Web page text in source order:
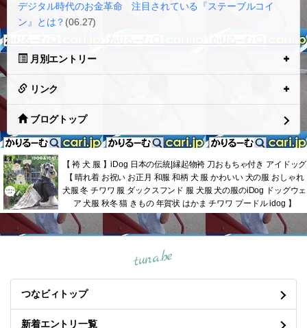
デジタル時代のお金革命 注目されている『ステーブルコイ
ン』とは？ (06.27)
月別エントリー
リンク
ブログトップ
【 袴 犬 服 】iDog 日本の伝統|縁起物袴 刀おもちゃ付き アイドッグ
【 晴れ着 お祝い お正月 和服 和柄 犬 服 かわいい 犬の服 おしゃれ
犬服 冬 チワワ 服 ダックスフンド 服 犬服 犬の服のiDog ドッグウェ
ア 犬服 秋冬 猫 きもの 年賀状 はかま チワワ プードル idog 】
tuna.be
つなビィトップ
新着エントリ一覧